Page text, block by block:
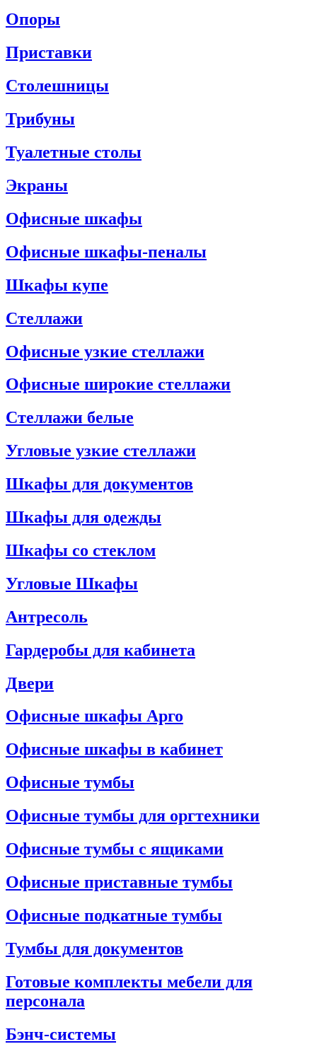
Опоры
Приставки
Столешницы
Трибуны
Туалетные столы
Экраны
Офисные шкафы
Офисные шкафы-пеналы
Шкафы купе
Стеллажи
Офисные узкие стеллажи
Офисные широкие стеллажи
Стеллажи белые
Угловые узкие стеллажи
Шкафы для документов
Шкафы для одежды
Шкафы со стеклом
Угловые Шкафы
Антресоль
Гардеробы для кабинета
Двери
Офисные шкафы Арго
Офисные шкафы в кабинет
Офисные тумбы
Офисные тумбы для оргтехники
Офисные тумбы с ящиками
Офисные приставные тумбы
Офисные подкатные тумбы
Тумбы для документов
Готовые комплекты мебели для
персонала
Бэнч-системы